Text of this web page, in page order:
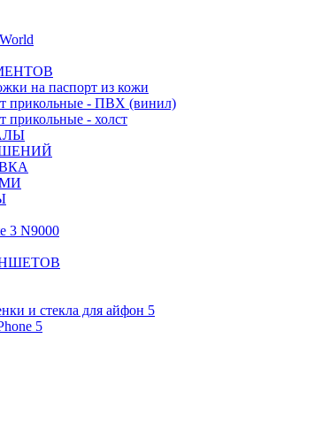
на паспорт из кожи
прикольные - ПВХ (винил)
прикольные - холст
3 N9000
и стекла для айфон 5
5